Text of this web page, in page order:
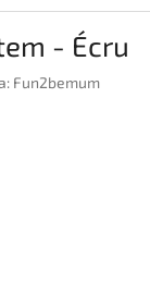
- Écru
Fun2bemum